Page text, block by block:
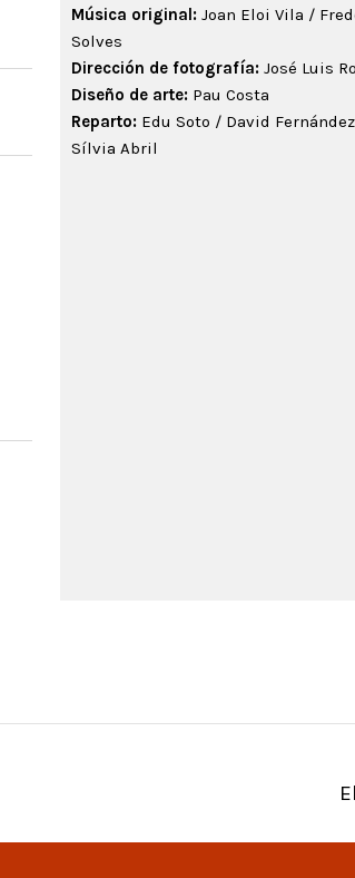
Música original: Joan Eloi Vila /
Solves
Dirección de fotografía: José Luis
Diseño de arte: Pau Costa
Reparto: Edu Soto / David
Sílvia Abril